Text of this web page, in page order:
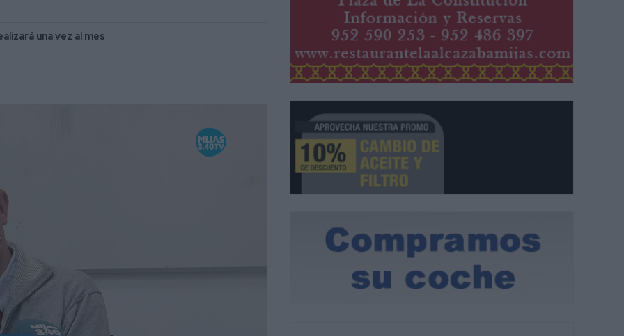
una vez al mes